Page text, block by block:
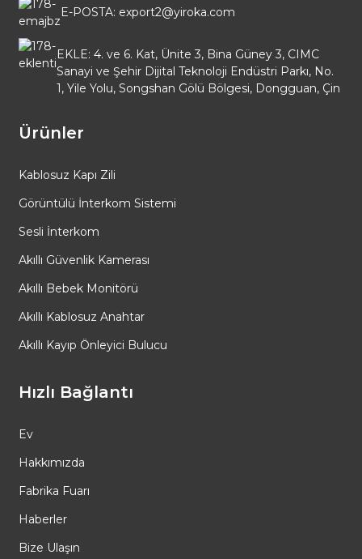
E-POSTA: export2@yiroka.com
EKLE: 4. ve 6. Kat, Ünite 3, Bina Güney 3, CIMC
Sanayi ve Şehir Dijital Teknoloji Endüstri Parkı, No.
1, Yile Yolu, Songshan Gölü Bölgesi, Dongguan, Çin
Ürünler
Kablosuz Kapı Zili
Görüntülü İnterkom Sistemi
Sesli İnterkom
Akıllı Güvenlik Kamerası
Akıllı Bebek Monitörü
Akıllı Kablosuz Anahtar
Akıllı Kayıp Önleyici Bulucu
Hızlı Bağlantı
Ev
Hakkımızda
Fabrika Fuarı
Haberler
Bize Ulaşın